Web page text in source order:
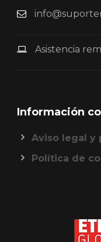
Asistencia
Información
Aviso legal y
Política de